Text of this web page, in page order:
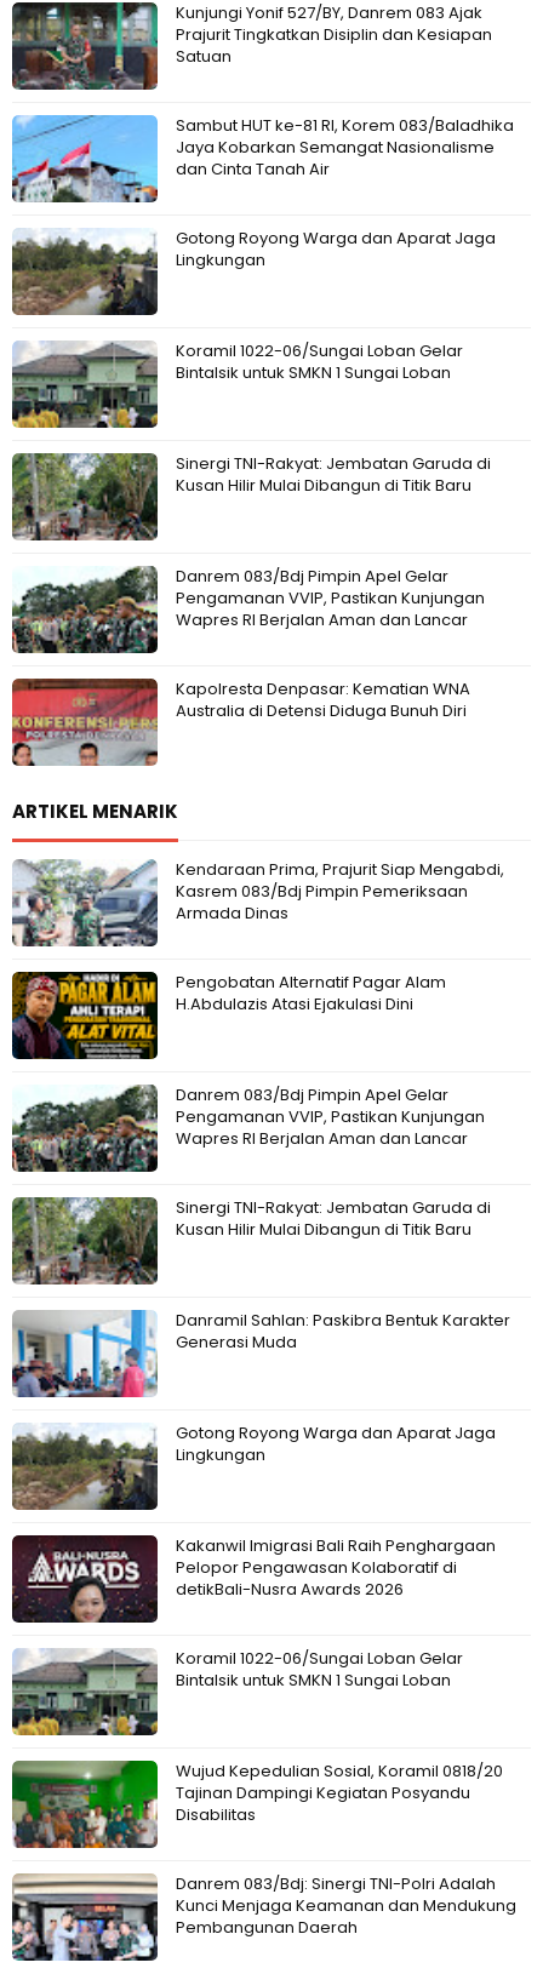
Kunjungi Yonif 527/BY, Danrem 083 Ajak
Prajurit Tingkatkan Disiplin dan Kesiapan
Satuan
Sambut HUT ke-81 RI, Korem 083/Baladhika
Jaya Kobarkan Semangat Nasionalisme
dan Cinta Tanah Air
Gotong Royong Warga dan Aparat Jaga
Lingkungan
Koramil 1022-06/Sungai Loban Gelar
Bintalsik untuk SMKN 1 Sungai Loban
Sinergi TNI-Rakyat: Jembatan Garuda di
Kusan Hilir Mulai Dibangun di Titik Baru
Danrem 083/Bdj Pimpin Apel Gelar
Pengamanan VVIP, Pastikan Kunjungan
Wapres RI Berjalan Aman dan Lancar
Kapolresta Denpasar: Kematian WNA
Australia di Detensi Diduga Bunuh Diri
ARTIKEL MENARIK
Kendaraan Prima, Prajurit Siap Mengabdi,
Kasrem 083/Bdj Pimpin Pemeriksaan
Armada Dinas
Pengobatan Alternatif Pagar Alam
H.Abdulazis Atasi Ejakulasi Dini
Danrem 083/Bdj Pimpin Apel Gelar
Pengamanan VVIP, Pastikan Kunjungan
Wapres RI Berjalan Aman dan Lancar
Sinergi TNI-Rakyat: Jembatan Garuda di
Kusan Hilir Mulai Dibangun di Titik Baru
Danramil Sahlan: Paskibra Bentuk Karakter
Generasi Muda
Gotong Royong Warga dan Aparat Jaga
Lingkungan
Kakanwil Imigrasi Bali Raih Penghargaan
Pelopor Pengawasan Kolaboratif di
detikBali-Nusra Awards 2026
Koramil 1022-06/Sungai Loban Gelar
Bintalsik untuk SMKN 1 Sungai Loban
Wujud Kepedulian Sosial, Koramil 0818/20
Tajinan Dampingi Kegiatan Posyandu
Disabilitas
Danrem 083/Bdj: Sinergi TNI-Polri Adalah
Kunci Menjaga Keamanan dan Mendukung
Pembangunan Daerah